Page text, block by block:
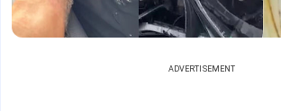
ADVERTISEMENT